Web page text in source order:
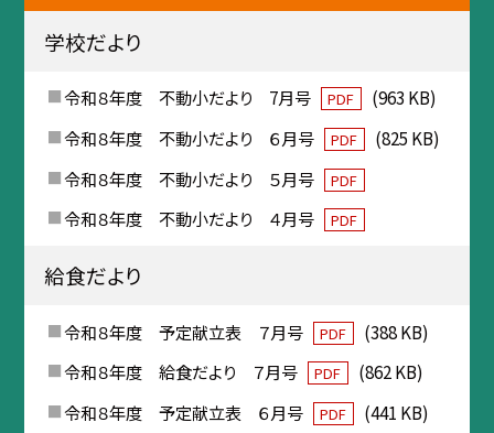
学校だより
令和８年度 不動小だより 7月号 PDF
(963 KB)
令和８年度 不動小だより ６月号
PDF
(825 KB)
令和８年度 不動小だより ５月号
PDF
令和８年度 不動小だより ４月号 PDF
給食だより
令和８年度 予定献立表 ７月号 PDF
(388 KB)
令和８年度 給食だより ７月号
PDF
(862 KB)
令和８年度 予定献立表 ６月号
PDF
(441 KB)